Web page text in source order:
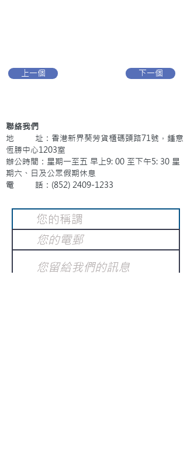
上一個 下一個
聯絡我們
地 址：香港新界葵芳貨櫃碼頭路71號，鍾意
恆勝中心1203室
辦公時間：星期一至五 早上9: 00 至下午5: 30 星
期六、日及公眾假期休息
電 話：(852) 2409-1233